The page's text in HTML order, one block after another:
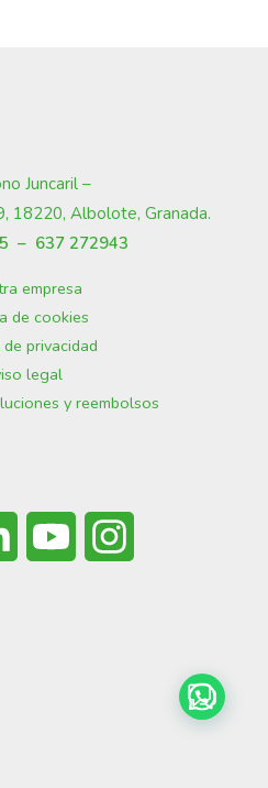
Juncaril –
18220, Albolote, Granada.
– 637 272943
empresa
de cookies
privacidad
legal
y reembolsos